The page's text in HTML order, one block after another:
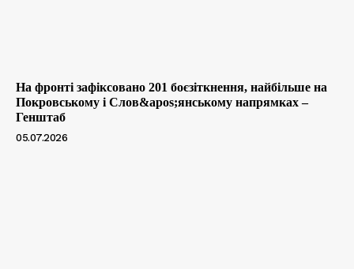
На фронті зафіксовано 201 боєзіткнення, найбільше на
Покровському і Слов&apos;янському напрямках –
Генштаб
05.07.2026